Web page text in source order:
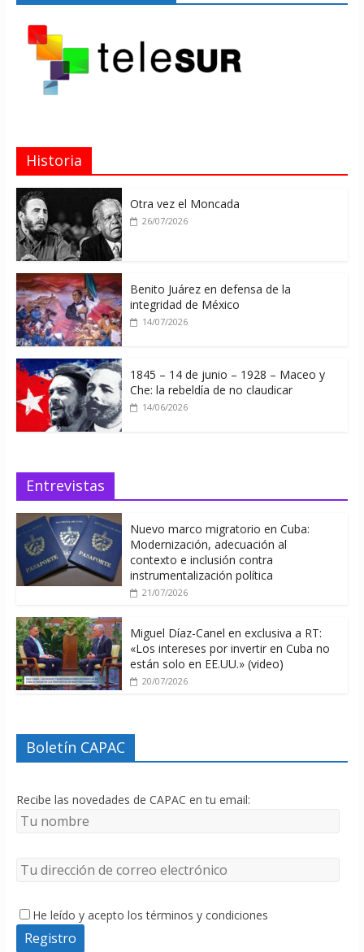
Historia
Otra vez el Moncada
26/07/2026
Benito Juárez en defensa de la
integridad de México
14/07/2026
1845 – 14 de junio – 1928 – Maceo y
Che: la rebeldía de no claudicar
14/06/2026
Entrevistas
Nuevo marco migratorio en Cuba:
Modernización, adecuación al
contexto e inclusión contra
instrumentalización política
21/07/2026
Miguel Díaz-Canel en exclusiva a RT:
«Los intereses por invertir en Cuba no
están solo en EE.UU.» (video)
20/07/2026
Boletín CAPAC
Recibe las novedades de CAPAC en tu email:
He leído y acepto los términos y condiciones